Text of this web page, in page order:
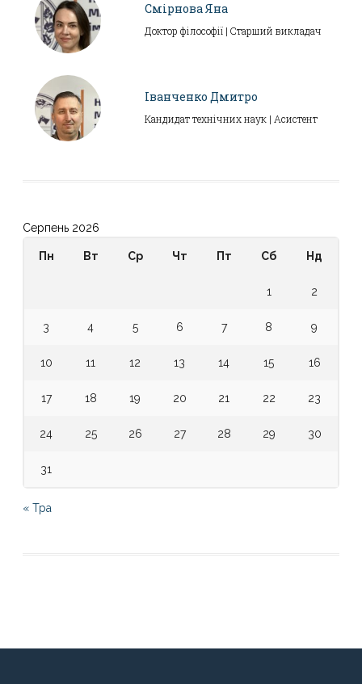
Смірнова Яна
Доктор філософії | Старший викладач
Іванченко Дмитро
Кандидат технічних наук | Асистент
Серпень 2026
Пн Вт Ср Чт Пт Сб Нд
1 2
3 4 5 6 7 8 9
10 11 12 13 14 15 16
17 18 19 20 21 22 23
24 25 26 27 28 29 30
31
« Тра